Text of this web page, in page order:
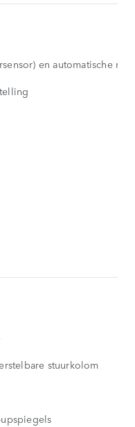
en automatische
stuurkolom